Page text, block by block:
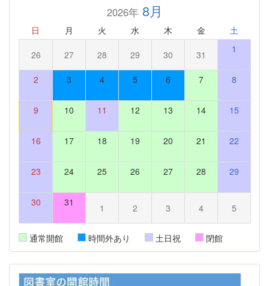
2026年8月
日 月 火 水 木 金 土
26 27 28 29 30 31 1
2 3 4 5 6 7 8
9 10 11 12 13 14 15
16 17 18 19 20 21 22
23 24 25 26 27 28 29
30 31 1 2 3 4 5
通常開館 時間外あり 土日祝 閉館